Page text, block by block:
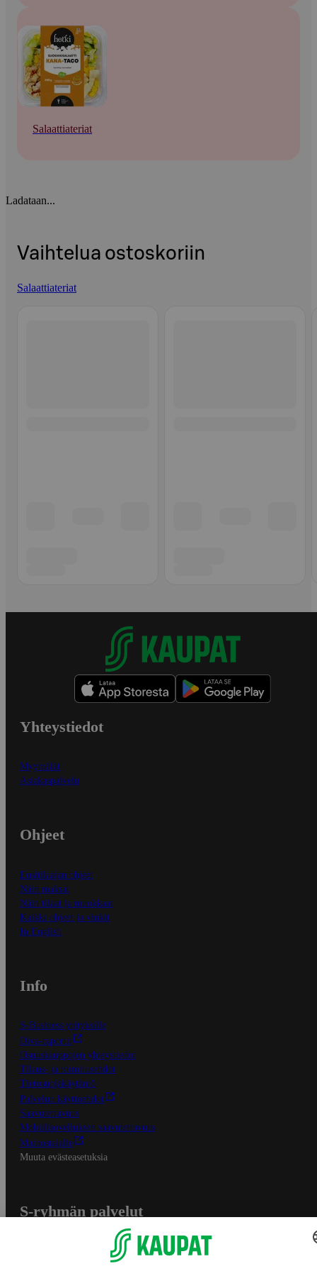
Salaattiateriat
Ladataan...
Vaihtelua ostoskoriin
Salaattiateriat
Yhteystiedot
Myymälät
Asiakaspalvelu
Ohjeet
Ensitilaajan ohjeet
Näin maksat
Näin tilaat ja muokkaat
Kaikki ohjeet ja vinkit
In English
Info
S-Business yrityksille
Oiva-raportit
Osuuskauppojen yhteystiedot
Tilaus- ja toimitusehdot
Tietosuojakäytäntö
Palvelun käyttöehdot
Saavutettavuus
Mobiilisovelluksen saavutettavuus
Mainostajalle
Muuta evästeasetuksia
S-ryhmän palvelut